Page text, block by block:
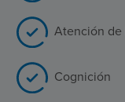
Atención de
Cognición